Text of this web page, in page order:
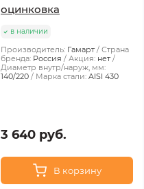
оцинковка
в наличии
Производитель: Гамарт
Страна
бренда: Россия Акция: нет
Диаметр внутр/наруж, мм:
140/220
Марка стали: AISI 430
3 640 руб.
В корзину